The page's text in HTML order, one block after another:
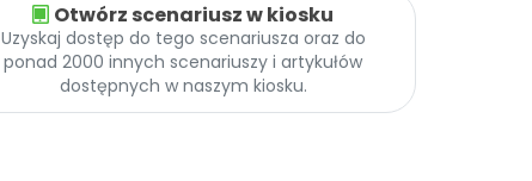
Otwórz scenariusz w kiosku
Uzyskaj dostęp do tego scenariusza oraz do
ponad 2000 innych scenariuszy i artykułów
dostępnych w naszym kiosku.